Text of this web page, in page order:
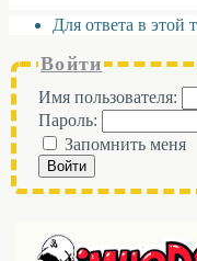
Для ответа в этой
Войти
Имя пользователя:
Пароль:
Запомнить меня
Войти